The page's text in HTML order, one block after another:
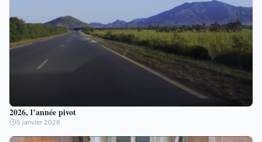
2026, l’année pivot
5 janvier 2026